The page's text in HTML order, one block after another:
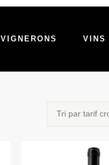
VIGNERONS VINS
Tri par tarif